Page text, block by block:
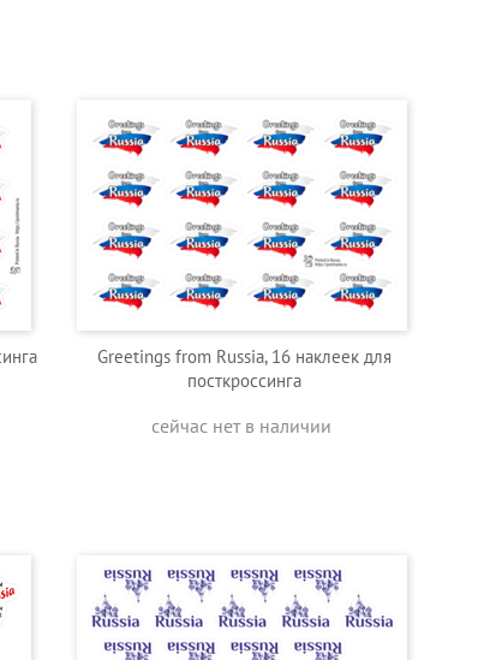
Greetings from Russia, 16 наклеек для
посткроссинга
сейчас нет в наличии